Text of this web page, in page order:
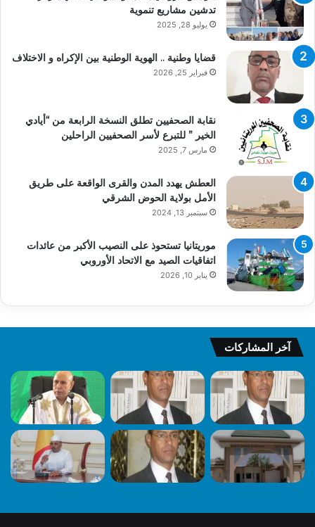
تدشين مشاريع تنموية
يوليو 28, 2025
قضايا وطنية .. الهوية الوطنية بين الإكراه و الاختلاف
فبراير 25, 2026
نقابة الصحفيين تطلق النسخة الرابعة من “أيادي
الخير ” للتبرع لأسر الصحفيين الراحلين
مارس 7, 2025
العطش يهدد المدن والقرى الواقعة على طريق
الأمل بولاية الحوض الشرقي
سبتمبر 13, 2024
موريتانيا تستحوذ على النصيب الأكبر من عائدات
اتفاقيات الصيد مع الاتحاد الأوروبي
يناير 10, 2026
آخر المشاركات